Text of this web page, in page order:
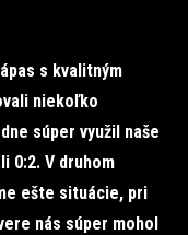
s kvalitným
niekoľko
súper využil naše
0:2. V druhom
ešte situácie, pri
nás súper mohol